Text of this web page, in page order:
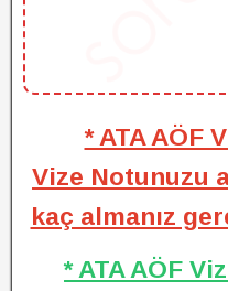
* ATA AÖF
Vize Notunuzu
kaç almanız
* ATA AÖF